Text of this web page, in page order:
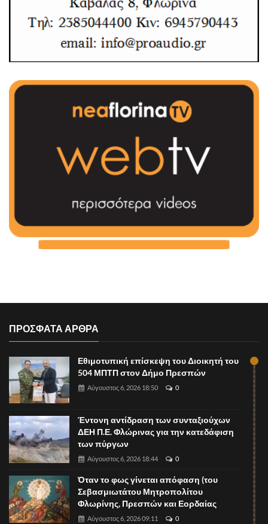
ΠΡΟΣΦΑΤΑ ΑΡΘΡΑ
Εθιμοτυπική επίσκεψη του Διοικητή του
504 ΜΠΤΠ στον Δήμο Πρεσπών
Αύγουστος 6, 2026 18:50 0
Έντονη αντίδραση των συνταξιούχων
ΔΕΗ Π.Ε. Φλώρινας για την κατεδάφιση
των πύργων
Αύγουστος 6, 2026 18:44 0
Όταν το φως γίνεται απόφαση (του
Σεβασμιωτάτου Μητροπολίτου
Φλωρίνης, Πρεσπών και Εορδαίας
Αύγουστος 6, 2026 09:11 0